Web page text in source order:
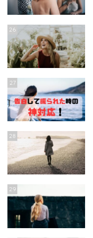
26
27
28
29